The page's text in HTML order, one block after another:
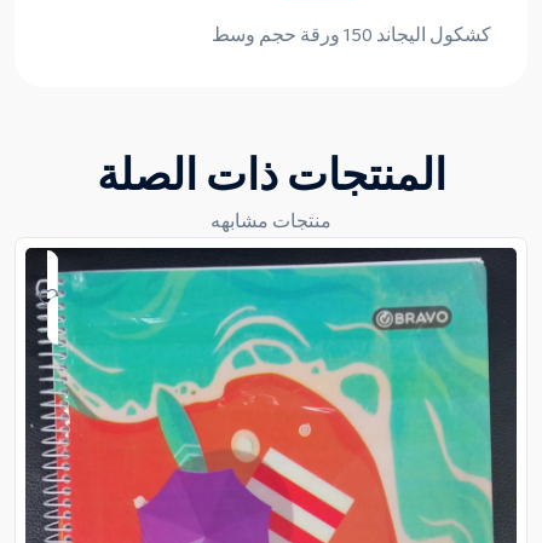
كشكول اليجاند 150 ورقة حجم وسط
المنتجات ذات الصلة
منتجات مشابهه